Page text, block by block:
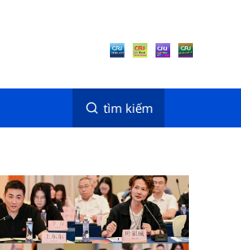
tìm kiếm